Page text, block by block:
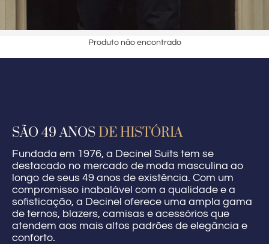
Produto não encontrado
SÃO 49 ANOS DE HISTÓRIA
Fundada em 1976, a Decinel Suits tem se
destacado no mercado de moda masculina ao
longo de seus 49 anos de existência. Com um
compromisso inabalável com a qualidade e a
sofisticação, a Decinel oferece uma ampla gama
de ternos, blazers, camisas e acessórios que
atendem aos mais altos padrões de elegância e
conforto.